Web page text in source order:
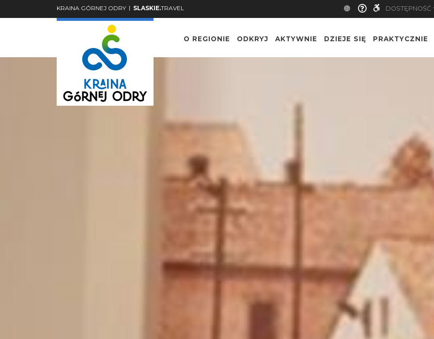
KRAINA GÓRNEJ ODRY | SLASKIE.TRAVEL DOSTĘPNOŚĆ
O REGIONIE ODKRYJ AKTYWNIE DZIEJE SIĘ PRAKTYCZNIE